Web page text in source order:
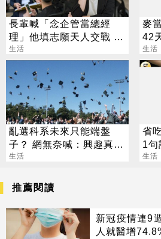
長輩喊「念企管當總經
理」他填志願天人交戰 過
來人曝殘酷真相
生活
麥
42
雞
生活
亂選科系未來只能端盤
子？ 網無奈喊：興趣真的
不能當飯吃
生活
省
1句
人
生活
推薦閱讀
新冠疫情連9
人就醫增